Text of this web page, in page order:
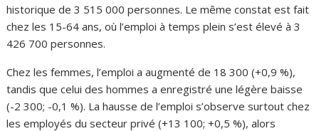
historique de 3 515 000 personnes. Le même constat est fait
chez les 15-64 ans, où l’emploi à temps plein s’est élevé à 3
426 700 personnes.
Chez les femmes, l’emploi a augmenté de 18 300 (+0,9 %),
tandis que celui des hommes a enregistré une légère baisse
(-2 300; -0,1 %). La hausse de l’emploi s’observe surtout chez
les employés du secteur privé (+13 100; +0,5 %), alors